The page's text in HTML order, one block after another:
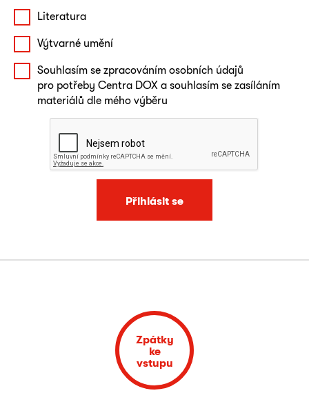
Literatura
Výtvarné umění
Souhlasím se zpracováním osobních údajů
pro potřeby Centra DOX a souhlasím se zasíláním
materiálů dle mého výběru
Přihlásit se
Zpátky
ke
vstupu